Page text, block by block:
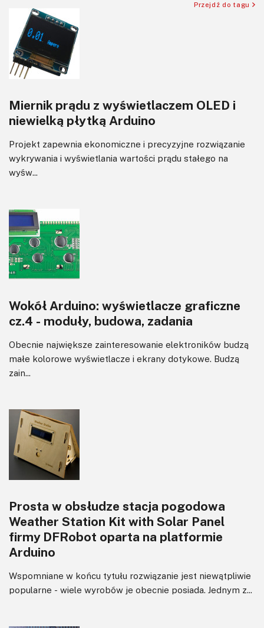
Software
Sterowanie
Transformatory
Tranzystory
Wzmacniacze
Zasilanie
Przejdź do tagu
Miernik prądu z wyświetlaczem OLED i
niewielką płytką Arduino
Projekt zapewnia ekonomiczne i precyzyjne rozwiązanie
wykrywania i wyświetlania wartości prądu stałego na
wyśw...
Wokół Arduino: wyświetlacze graficzne
cz.4 - moduły, budowa, zadania
Obecnie największe zainteresowanie elektroników budzą
małe kolorowe wyświetlacze i ekrany dotykowe. Budzą
zain...
Prosta w obsłudze stacja pogodowa
Weather Station Kit with Solar Panel
firmy DFRobot oparta na platformie
Arduino
Wspomniane w końcu tytułu rozwiązanie jest niewątpliwie
popularne - wiele wyrobów je obecnie posiada. Jednym z...